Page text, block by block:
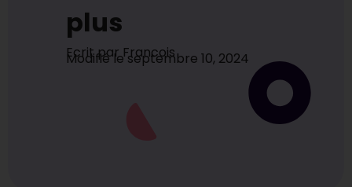
plus
Ecrit parFrancois
Modifié le septembre 10, 2024